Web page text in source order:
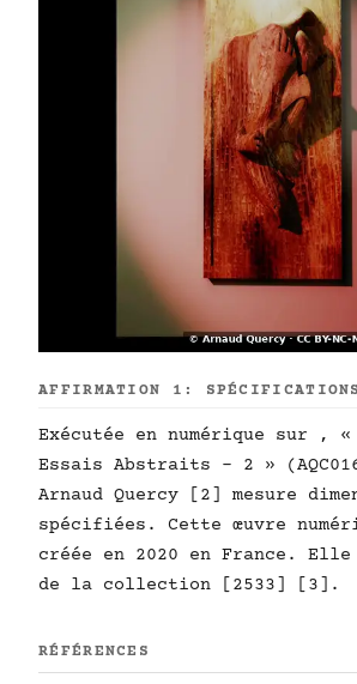
AFFIRMATION 1:
Exécutée en numérique sur ,
Essais Abstraits - 2 »
Arnaud Quercy [2] mesure
spécifiées. Cette œuvre
créée en 2020 en France.
de la collection [2533] [3].
RÉFÉRENCES